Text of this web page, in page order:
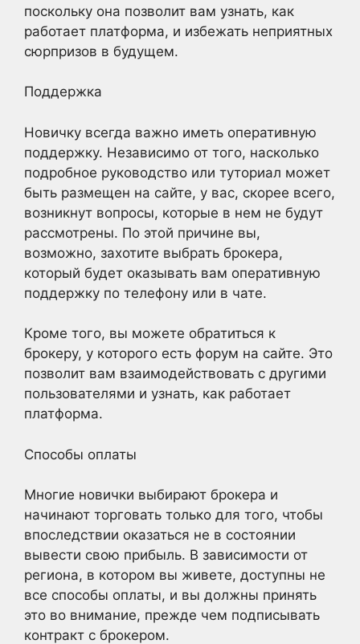
поскольку она позволит вам узнать, как
работает платформа, и избежать неприятных
сюрпризов в будущем.
Поддержка
Новичку всегда важно иметь оперативную
поддержку. Независимо от того, насколько
подробное руководство или туториал может
быть размещен на сайте, у вас, скорее всего,
возникнут вопросы, которые в нем не будут
рассмотрены. По этой причине вы,
возможно, захотите выбрать брокера,
который будет оказывать вам оперативную
поддержку по телефону или в чате.
Кроме того, вы можете обратиться к
брокеру, у которого есть форум на сайте. Это
позволит вам взаимодействовать с другими
пользователями и узнать, как работает
платформа.
Способы оплаты
Многие новички выбирают брокера и
начинают торговать только для того, чтобы
впоследствии оказаться не в состоянии
вывести свою прибыль. В зависимости от
региона, в котором вы живете, доступны не
все способы оплаты, и вы должны принять
это во внимание, прежде чем подписывать
контракт с брокером.